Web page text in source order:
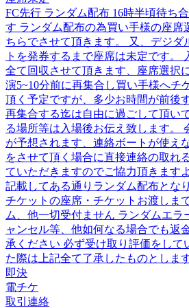
FC先行 ランダム配布 16時半頃待ち
す ランダム配布の為買い手様の座席
ちらでさせて頂きます。 又、デジダ
トを発券するまで座席は未定です。
全て回収させて頂きます、座席選択
演5~10分前に再集合し買い手様へチ
頂く予定ですが、多少お時間が前後
再集合する迄は自由に過ごして頂い
る場所等は入場後お伝え致します。
が予想されます、連絡ボートが使え
をさせて頂く場合に直接連絡の取れ
ていただきますのでご協力頂きます
記載してある通りランダム配布とな
チケットの座席・チケットお渡しま
ム、他一切受付ません ランダムエラ
ャンセル等、他如何なる場合でも返
承ください 必ず受け取り評価をして
た際は上記全て了承したものとしま
即決
電チケ
取引連絡